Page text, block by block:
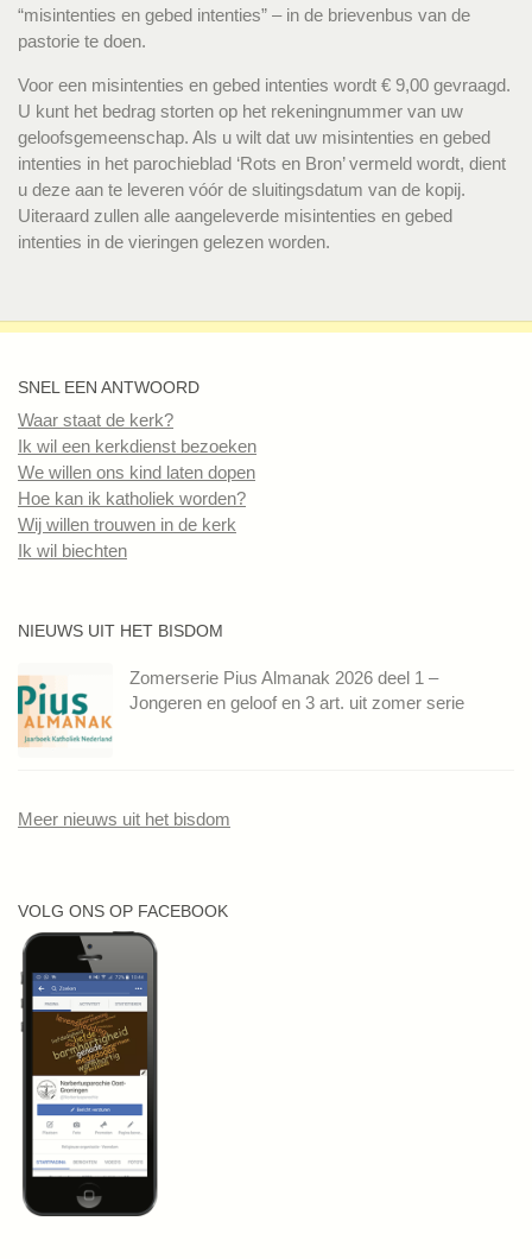
“misintenties en gebed intenties” – in de brievenbus van de
pastorie te doen.
Voor een misintenties en gebed intenties wordt € 9,00 gevraagd.
U kunt het bedrag storten op het rekeningnummer van uw
geloofsgemeenschap. Als u wilt dat uw misintenties en gebed
intenties in het parochieblad ‘Rots en Bron’ vermeld wordt, dient
u deze aan te leveren vóór de sluitingsdatum van de kopij.
Uiteraard zullen alle aangeleverde misintenties en gebed
intenties in de vieringen gelezen worden.
SNEL EEN ANTWOORD
Waar staat de kerk?
Ik wil een kerkdienst bezoeken
We willen ons kind laten dopen
Hoe kan ik katholiek worden?
Wij willen trouwen in de kerk
Ik wil biechten
NIEUWS UIT HET BISDOM
Zomerserie Pius Almanak 2026 deel 1 –
Jongeren en geloof en 3 art. uit zomer serie
Meer nieuws uit het bisdom
VOLG ONS OP FACEBOOK